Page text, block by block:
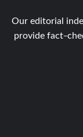
Our editorial
provide fact-